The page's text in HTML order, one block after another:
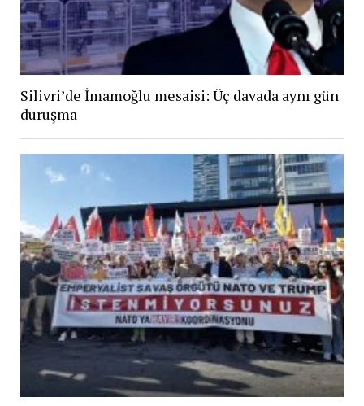
Silivri’de İmamoğlu mesaisi: Üç davada aynı gün
duruşma